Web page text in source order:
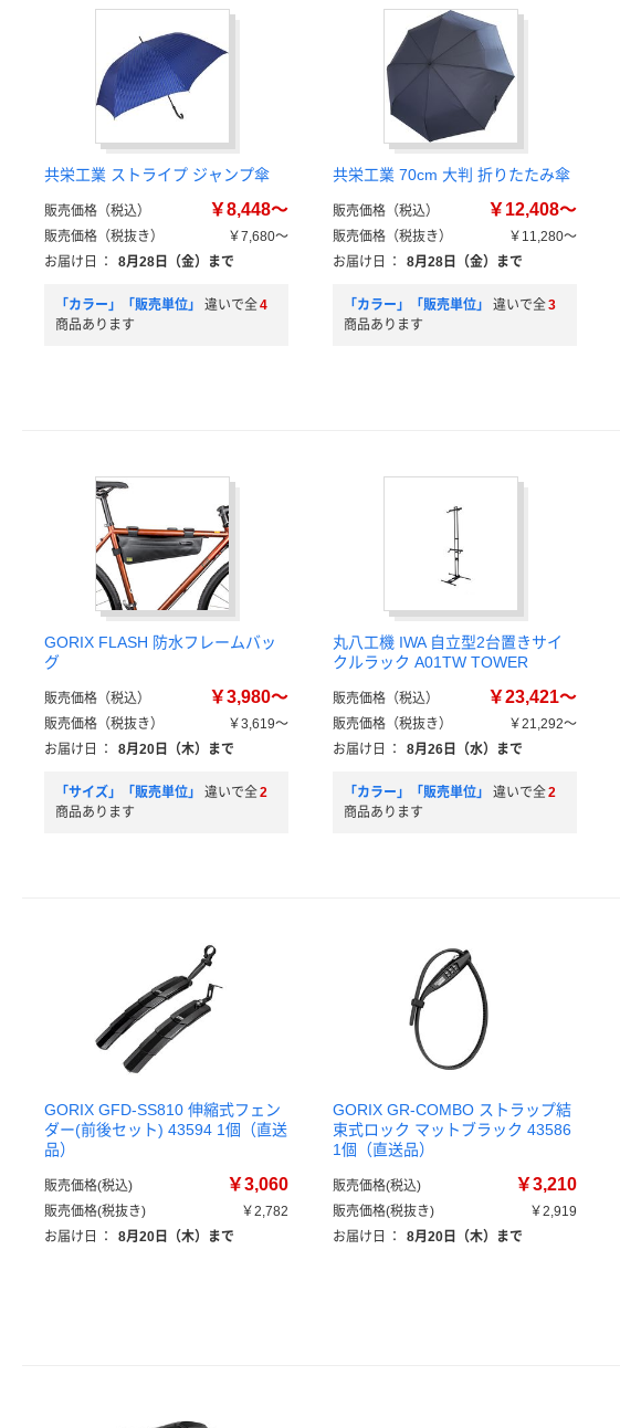
共栄工業 ストライプ ジャンプ傘
販売価格（税込） ￥8,448～
販売価格（税抜き）
￥7,680～
お届け日
： 8月28日（金）まで
「カラー」「販売単位」 違いで全4
商品あります
共栄工業 70cm 大判 折りたたみ傘
販売価格（税込） ￥12,408～
販売価格（税抜き）
￥11,280～
お届け日
： 8月28日（金）まで
「カラー」「販売単位」 違いで全3
商品あります
GORIX FLASH 防水フレームバッ
グ
販売価格（税込） ￥3,980～
販売価格（税抜き）
￥3,619～
お届け日
： 8月20日（木）まで
「サイズ」「販売単位」 違いで全2
商品あります
丸八工機 IWA 自立型2台置きサイ
クルラック A01TW TOWER
販売価格（税込） ￥23,421～
販売価格（税抜き）
￥21,292～
お届け日
： 8月26日（水）まで
「カラー」「販売単位」 違いで全2
商品あります
GORIX GFD-SS810 伸縮式フェン
ダー(前後セット) 43594 1個（直送
品）
販売価格(税込) ￥3,060
販売価格(税抜き)
￥2,782
お届け日
： 8月20日（木）まで
GORIX GR-COMBO ストラップ結
束式ロック マットブラック 43586
1個（直送品）
販売価格(税込) ￥3,210
販売価格(税抜き)
￥2,919
お届け日
： 8月20日（木）まで